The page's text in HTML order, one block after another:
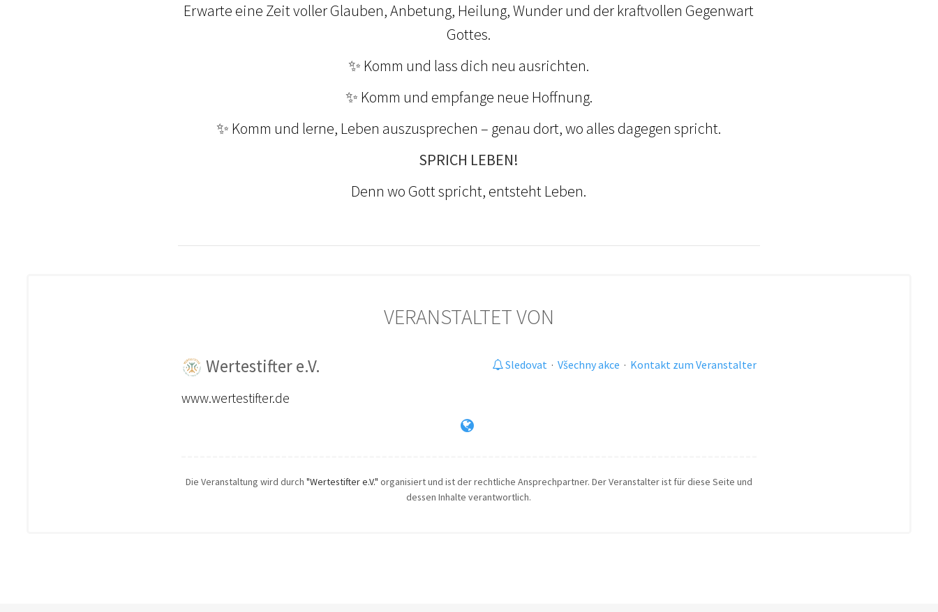
Erwarte eine Zeit voller Glauben, Anbetung, Heilung, Wunder und der kraftvollen Gegenwart
Gottes.
✨ Komm und lass dich neu ausrichten.
✨ Komm und empfange neue Hoffnung.
✨ Komm und lerne, Leben auszusprechen – genau dort, wo alles dagegen spricht.
SPRICH LEBEN!
Denn wo Gott spricht, entsteht Leben.
VERANSTALTET VON
Wertestifter e.V. Sledovat · Všechny akce · Kontakt zum Veranstalter
www.wertestifter.de
Die Veranstaltung wird durch "Wertestifter e.V." organisiert und ist der rechtliche Ansprechpartner. Der Veranstalter ist für diese Seite und
dessen Inhalte verantwortlich.